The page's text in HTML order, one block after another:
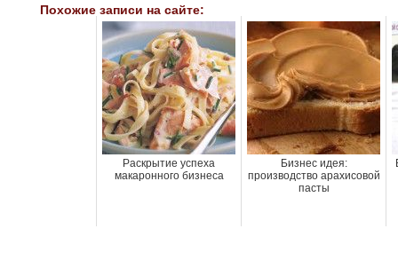
Похожие записи на сайте:
Раскрытие успеха
макаронного бизнеса
Бизнес идея:
производство арахисовой
пасты